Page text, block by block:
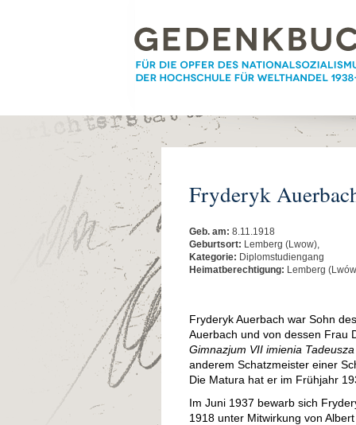
Fryderyk
Geb. am: 8.11.1918
Geburtsort: Lemberg (Lwow),
Kategorie: Diplomstudiengang
Heimatberechtigung: Lemberg
Fryderyk Auerbach war Sohn
Auerbach und von dessen Frau
Gimnazjum VII imienia
anderem Schatzmeister einer
Die Matura hat er im Frühjahr
Im Juni 1937 bewarb sich
1918 unter Mitwirkung von